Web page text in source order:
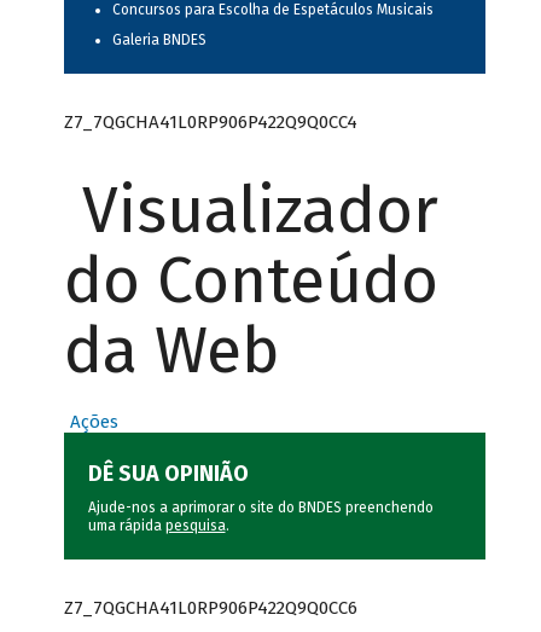
Concursos para Escolha de Espetáculos Musicais
Galeria BNDES
Z7_7QGCHA41L0RP906P422Q9Q0CC4
Visualizador
do Conteúdo
da Web
Ações
DÊ SUA OPINIÃO
Ajude-nos a aprimorar o site do BNDES preenchendo
uma rápida pesquisa.
Z7_7QGCHA41L0RP906P422Q9Q0CC6